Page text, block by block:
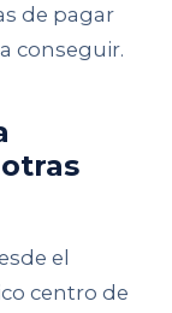
de pagar
conseguir.
el
centro de